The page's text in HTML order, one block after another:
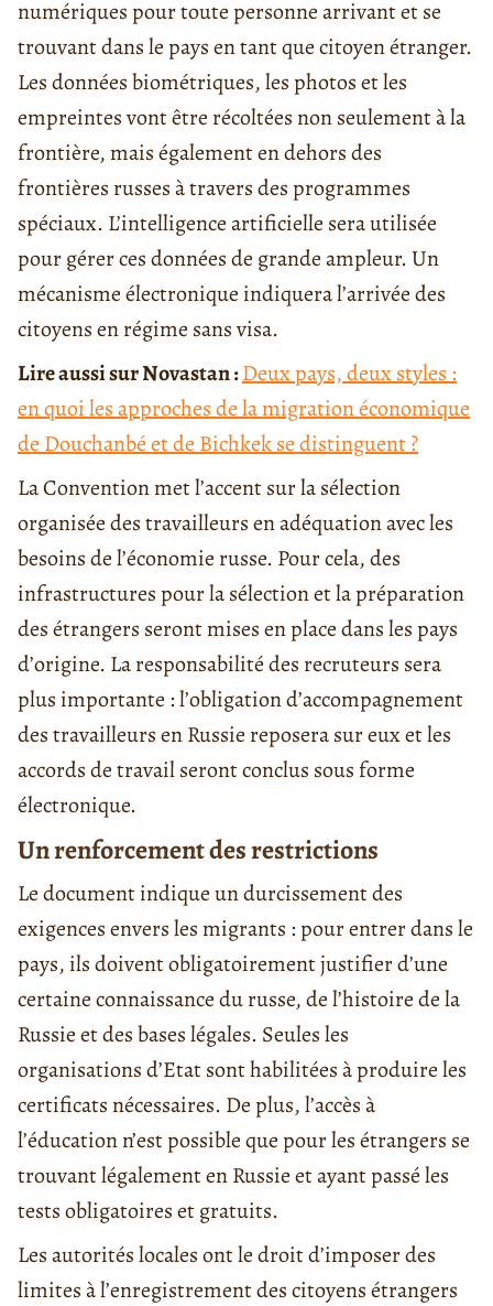
numériques pour toute personne arrivant et se
trouvant dans le pays en tant que citoyen étranger.
Les données biométriques, les photos et les
empreintes vont être récoltées non seulement à la
frontière, mais également en dehors des
frontières russes à travers des programmes
spéciaux. L’intelligence artificielle sera utilisée
pour gérer ces données de grande ampleur. Un
mécanisme électronique indiquera l’arrivée des
citoyens en régime sans visa.
Lire aussi sur Novastan :Deux pays, deux styles :
en quoi les approches de la migration économique
de Douchanbé et de Bichkek se distinguent ?
La Convention met l’accent sur la sélection
organisée des travailleurs en adéquation avec les
besoins de l’économie russe. Pour cela, des
infrastructures pour la sélection et la préparation
des étrangers seront mises en place dans les pays
d’origine. La responsabilité des recruteurs sera
plus importante : l’obligation d’accompagnement
des travailleurs en Russie reposera sur eux et les
accords de travail seront conclus sous forme
électronique.
Un renforcement des restrictions
Le document indique un durcissement des
exigences envers les migrants : pour entrer dans le
pays, ils doivent obligatoirement justifier d’une
certaine connaissance du russe, de l’histoire de la
Russie et des bases légales. Seules les
organisations d’Etat sont habilitées à produire les
certificats nécessaires. De plus, l’accès à
l’éducation n’est possible que pour les étrangers se
trouvant légalement en Russie et ayant passé les
tests obligatoires et gratuits.
Les autorités locales ont le droit d’imposer des
limites à l’enregistrement des citoyens étrangers